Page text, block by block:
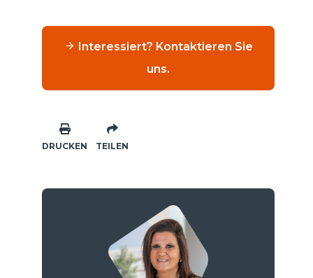
uns.
DRUCKEN TEILEN